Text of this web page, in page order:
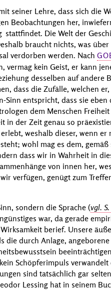
seiner Lehre, dass sich die
Beobachtungen her,
stattfindet. Die Welt der
braucht nichts, was
verdorben werden. Nach
kein Geist, er kann
desselben auf andere
dass die Zufälle, welchen
Sinn entspricht, dass sie
dem Menschen
in der Zeit genau so
erlebt, weshalb dieser, wenn er
wohl mag es dem,
dass wir in Wahrheit in
von innen her,
verfügen, genügt zum
sondern die Sprache (vgl.
war, da gerade
berief. Unsere
die durch Anlage,
Schöpferimpuls
sind tatsächlich gar
Lessing hat in seinem